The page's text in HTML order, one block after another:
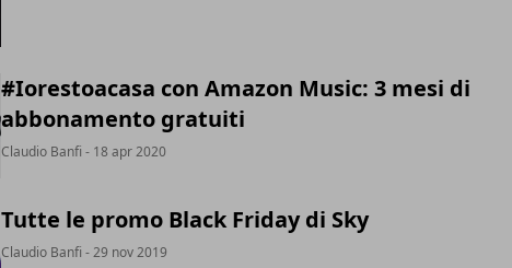
#Iorestoacasa con Amazon Music: 3 mesi di
abbonamento gratuiti
Claudio Banfi - 18 apr 2020
Tutte le promo Black Friday di Sky
Claudio Banfi - 29 nov 2019